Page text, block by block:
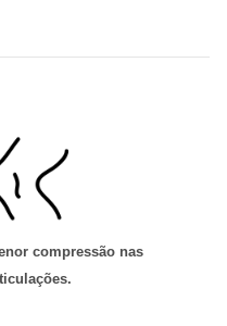
compressão nas
.